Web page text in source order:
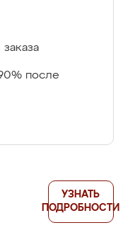
после
УЗНАТЬ
ПОДРОБНОСТИ